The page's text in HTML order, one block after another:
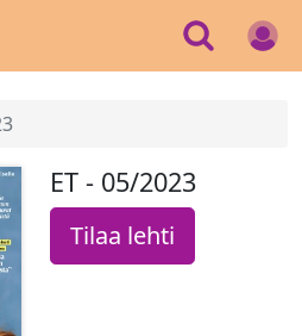
ET - 05/2023
Tilaa lehti